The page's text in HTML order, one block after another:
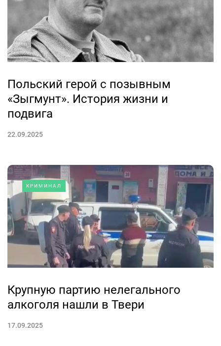
Польский герой с позывным
«Зыгмунт». История жизни и
подвига
22.09.2025
КРИМИНАЛ
Крупную партию нелегального
алкоголя нашли в Твери
17.09.2025